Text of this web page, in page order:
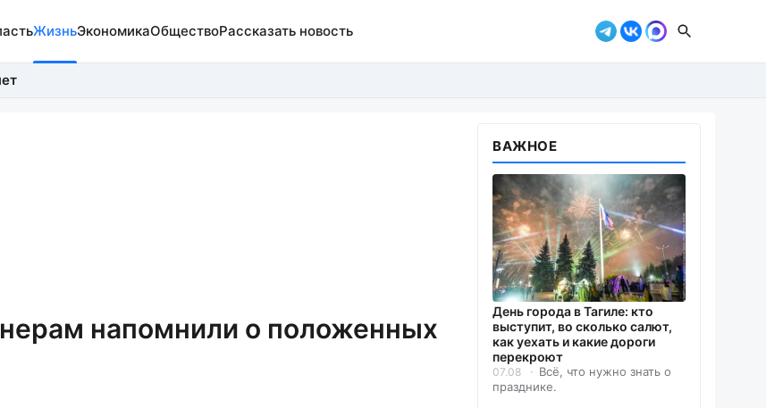
ЖизньЭкономикаОбществоРассказать новость
напомнили о положенных
ВАЖНОЕ
День города в Тагиле: кто
выступит, во сколько салют,
как уехать и какие дороги
перекроют
07.08
Всё, что нужно знать о
празднике.